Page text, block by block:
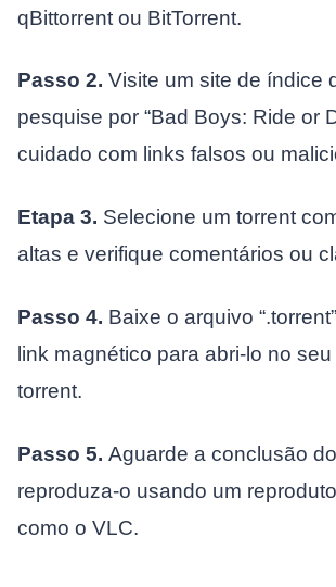
qBittorrent ou BitTorrent.
Passo 2. Visite um site de índice
pesquise por “Bad Boys: Ride or
cuidado com links falsos ou
Etapa 3. Selecione um torrent
altas e verifique comentários ou
Passo 4. Baixe o arquivo
link magnético para abri-lo no
torrent.
Passo 5. Aguarde a conclusão
reproduza-o usando um
como o VLC.